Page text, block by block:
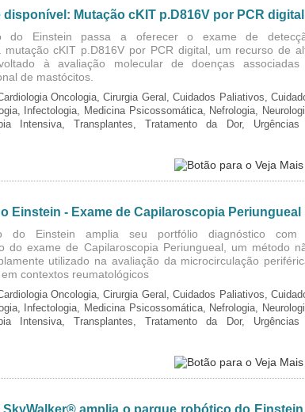
disponível: Mutação cKIT p.D816V por PCR digital
do Einstein passa a oferecer o exame de
mutação cKIT p.D816V por PCR digital, um recurso de
à avaliação molecular de doenças
de mastócitos.
Oncologia, Cirurgia Geral, Cuidados Paliativos,
Infectologia, Medicina Psicossomática, Nefrologia,
Intensiva, Transplantes, Tratamento da Dor,
Einstein - Exame de Capilaroscopia Periungueal
do Einstein amplia seu portfólio diagnóstico com
do exame de Capilaroscopia Periungueal, um método
utilizado na avaliação da microcirculação
contextos reumatológicos
Oncologia, Cirurgia Geral, Cuidados Paliativos,
Infectologia, Medicina Psicossomática, Nefrologia,
Intensiva, Transplantes, Tratamento da Dor,